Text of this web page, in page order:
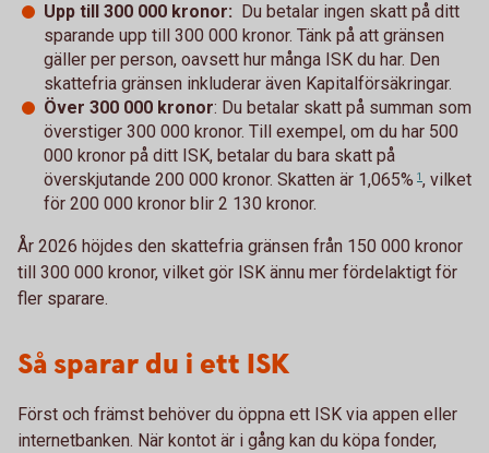
Upp till 300 000 kronor: Du betalar ingen skatt på ditt
sparande upp till 300 000 kronor. Tänk på att gränsen
gäller per person, oavsett hur många ISK du har. Den
skattefria gränsen inkluderar även Kapitalförsäkringar.
Över 300 000 kronor: Du betalar skatt på summan som
överstiger 300 000 kronor. Till exempel, om du har 500
000 kronor på ditt ISK, betalar du bara skatt på
överskjutande 200 000 kronor. Skatten är 1,065% 1, vilket
för 200 000 kronor blir 2 130 kronor.
År 2026 höjdes den skattefria gränsen från 150 000 kronor
till 300 000 kronor, vilket gör ISK ännu mer fördelaktigt för
fler sparare.
Så sparar du i ett ISK
Först och främst behöver du öppna ett ISK via appen eller
internetbanken. När kontot är i gång kan du köpa fonder,